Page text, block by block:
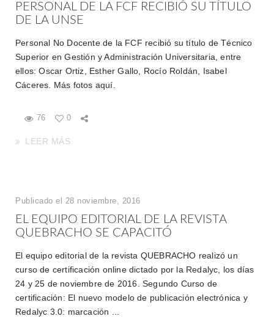
PERSONAL DE LA FCF RECIBIÓ SU TÍTULO
DE LA UNSE
Personal No Docente de la FCF recibió su título de Técnico
Superior en Gestión y Administración Universitaria, entre
ellos: Oscar Ortiz, Esther Gallo, Rocío Roldán, Isabel
Cáceres. Más fotos aquí.
76 0
LEER MÁS
Publicado el 28 noviembre, 2016
EL EQUIPO EDITORIAL DE LA REVISTA
QUEBRACHO SE CAPACITÓ
El equipo editorial de la revista QUEBRACHO realizó un
curso de certificación online dictado por la Redalyc, los días
24 y 25 de noviembre de 2016. Segundo Curso de
certificación: El nuevo modelo de publicación electrónica y
Redalyc 3.0: marcación ...